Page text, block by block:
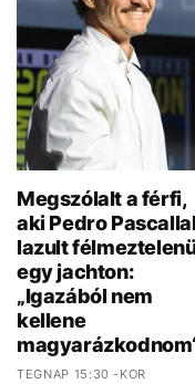
Megszólalt a férfi,
aki Pedro
lazult
egy jachton:
„Igazából nem
kellene
TEGNAP 15:30 -KOR